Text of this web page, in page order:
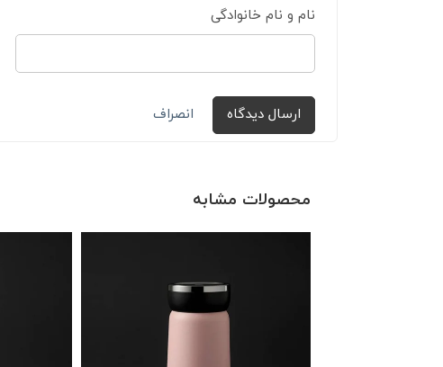
نام و نام خانوادگی
ارسال دیدگاه انصراف
محصولات مشابه